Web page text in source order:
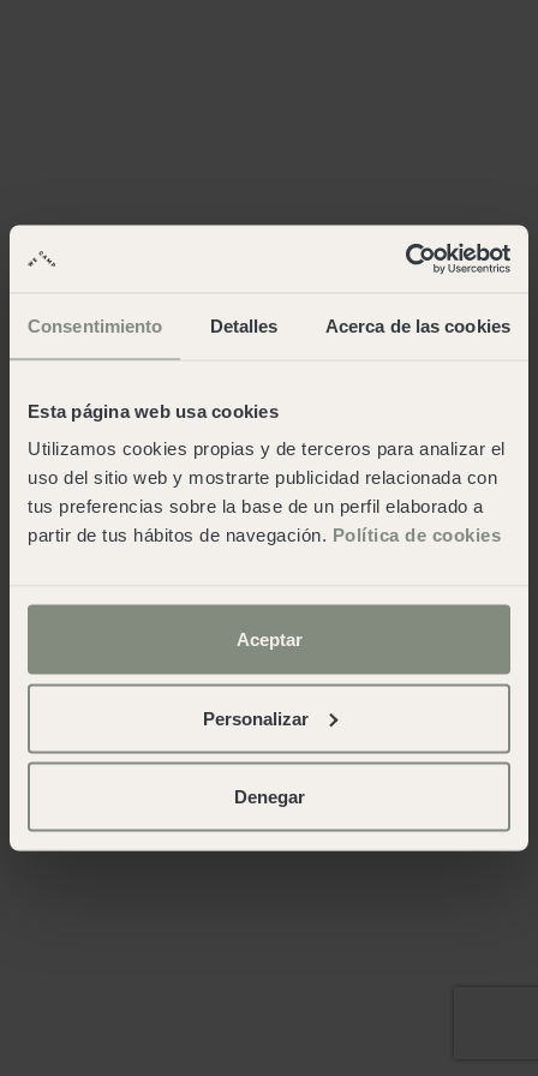
Consentimiento Detalles Acerca de las cookies
Esta página web usa cookies
Utilizamos cookies propias y de terceros para analizar el
uso del sitio web y mostrarte publicidad relacionada con
tus preferencias sobre la base de un perfil elaborado a
partir de tus hábitos de navegación. Política de cookies
Aceptar
Personalizar
Denegar